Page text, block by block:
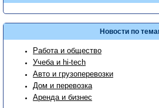
Новости по
Работа и общество
Учеба и hi-tech
Авто и грузоперевозки
Дом и перевозка
Аренда и бизнес